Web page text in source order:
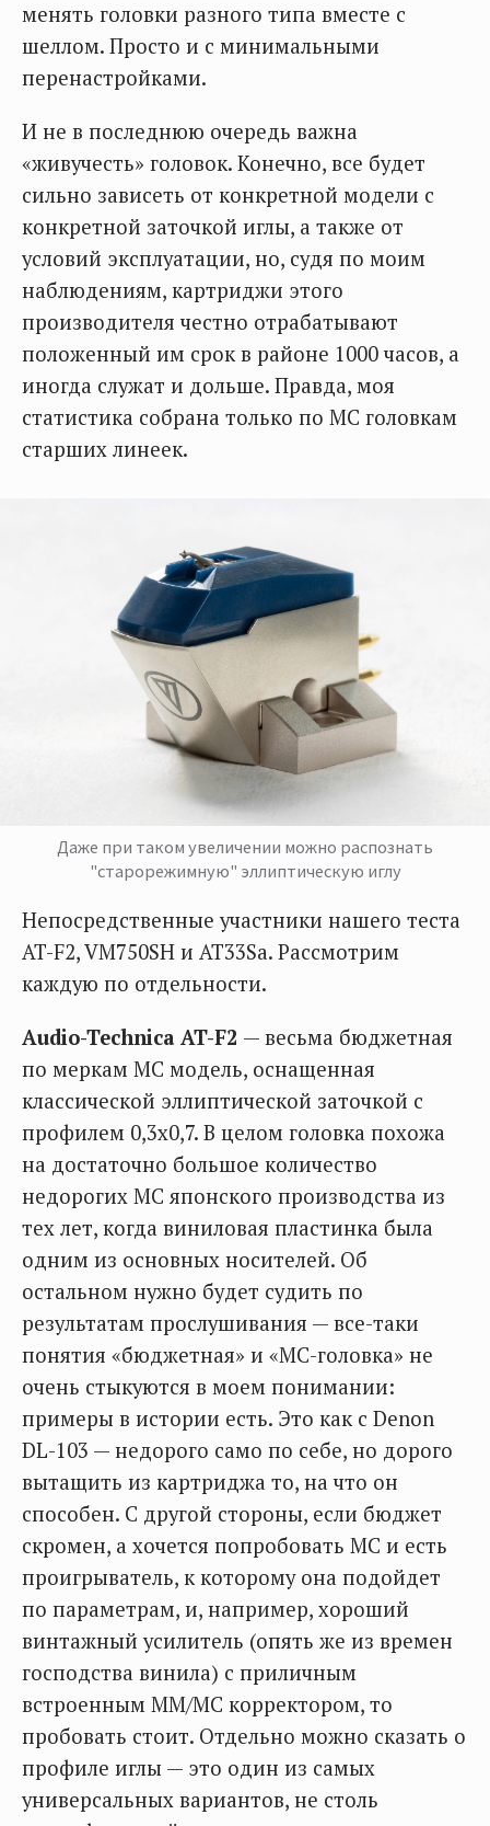
менять головки разного типа вместе с
шеллом. Просто и с минимальными
перенастройками.
И не в последнюю очередь важна
«живучесть» головок. Конечно, все будет
сильно зависеть от конкретной модели с
конкретной заточкой иглы, а также от
условий эксплуатации, но, судя по моим
наблюдениям, картриджи этого
производителя честно отрабатывают
положенный им срок в районе 1000 часов, а
иногда служат и дольше. Правда, моя
статистика собрана только по MC головкам
старших линеек.
Даже при таком увеличении можно распознать
"старорежимную" эллиптическую иглу
Непосредственные участники нашего теста
AT-F2, VM750SH и AT33Sa. Рассмотрим
каждую по отдельности.
Audio-Technica AT-F2 — весьма бюджетная
по меркам MC модель, оснащенная
классической эллиптической заточкой с
профилем 0,3х0,7. В целом головка похожа
на достаточно большое количество
недорогих MC японского производства из
тех лет, когда виниловая пластинка была
одним из основных носителей. Об
остальном нужно будет судить по
результатам прослушивания — все-таки
понятия «бюджетная» и «MC-головка» не
очень стыкуются в моем понимании:
примеры в истории есть. Это как с Denon
DL-103 — недорого само по себе, но дорого
вытащить из картриджа то, на что он
способен. С другой стороны, если бюджет
скромен, а хочется попробовать MC и есть
проигрыватель, к которому она подойдет
по параметрам, и, например, хороший
винтажный усилитель (опять же из времен
господства винила) с приличным
встроенным MM/MC корректором, то
пробовать стоит. Отдельно можно сказать о
профиле иглы — это один из самых
универсальных вариантов, не столь